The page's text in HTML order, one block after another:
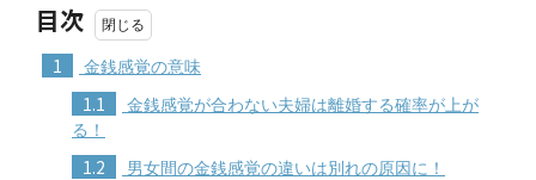
目次
1 金銭感覚の意味
1.1
金銭感覚が合わない夫婦は離婚する確率が上が
る！
1.2 男女間の金銭感覚の違いは別れの原因に！